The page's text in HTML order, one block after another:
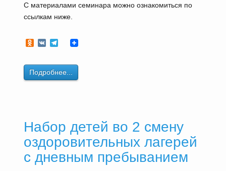
С материалами семинара можно ознакомиться по
ссылкам ниже.
Odnoklassniki
VKTelegram
Подробнее...
Набор детей во 2 смену
оздоровительных лагерей
с дневным пребыванием